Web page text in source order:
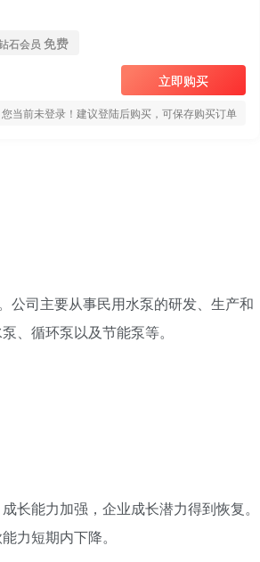
石会员 免费
立即购买
您当前未登录！建议登陆后购买，可保存购买订单
公司主要从事民用水泵的研发、生产和
、循环泵以及节能泵等。
长能力加强，企业成长潜力得到恢复。
力短期内下降。